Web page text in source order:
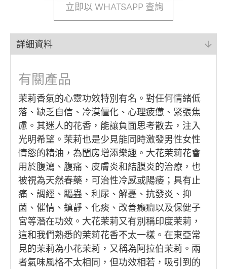
立即以 WHATSAPP 查詢
詳細資料
有關產品
茉莉香氣的心靈功效特別有名。對任何情緒低
落、缺乏自信、冷漠僵化、心理疲憊、緊張焦
慮。其迷人的花香，能讓負面思考散去，注入
光明希望。茉莉也是少見能同時激發男性女性
情慾的精油，為閨房增添樂趣。大花茉莉花會
用於腹瀉、腹痛、皮膚炎和結膜炎的治療，也
被視為天然春藥，可治性冷感或陽痿；具有止
痛、調經、驅蟲、利尿、解憂、抗發炎、抑
菌、催情、鎮靜、化痰、改善癲癇以及保健子
宮等潛在功效。大花茉莉又有別稱印度茉莉，
這和我們熟悉的茉莉花香不太一樣。在東亞常
見的茉莉為小花茉莉，又稱為阿拉伯茉莉。兩
者氣味風格不太相同，但功效相若，吸引到的